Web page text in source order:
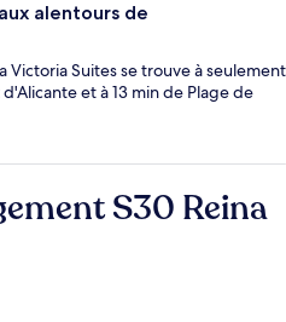
alentours de
Victoria Suites se trouve à seulement
et à 13 min de Plage de
S30 Reina